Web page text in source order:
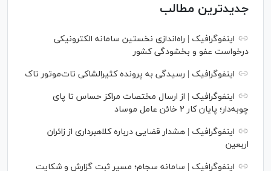
جدیدترین مطالب
اینفوگرافیک | راه‌اندازی نخستین سامانه الکترونیکی
درخواست عفو و بخشودگی کشور
اینفوگرافیک | رسیدگی به پرونده کثیرالشاکی تات‌موتور تاک
اینفوگرافیک | از ارسال مختصات مراکز حساس تا پای
چوبه‌دار؛ پایان کار ۲ خائن عامل موساد
اینفوگرافیک | هشدار قضایی درباره کلاهبرداری از زائران
اربعین
اینفوگرافیک | سامانه سجام؛ مسیر ثبت گزارش و شکایت